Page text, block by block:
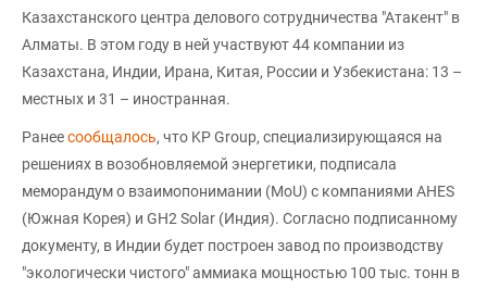
Казахстанского центра делового сотрудничества "Атакент" в
Алматы. В этом году в ней участвуют 44 компании из
Казахстана, Индии, Ирана, Китая, России и Узбекистана: 13 –
местных и 31 – иностранная.
Ранеесообщалось, что KP Group, специализирующаяся на
решениях в возобновляемой энергетики, подписала
меморандум о взаимопонимании (MoU) с компаниями AHES
(Южная Корея) и GH2 Solar (Индия). Согласно подписанному
документу, в Индии будет построен завод по производству
"экологически чистого" аммиака мощностью 100 тыс. тонн в